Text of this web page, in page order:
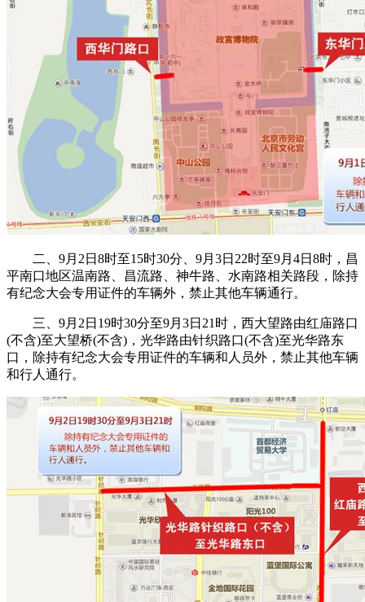
二、9月2日8时至15时30分、9月3日22时至9月4日8时，昌
平南口地区温南路、昌流路、神牛路、水南路相关路段，除持
有纪念大会专用证件的车辆外，禁止其他车辆通行。
三、9月2日19时30分至9月3日21时，西大望路由红庙路口
(不含)至大望桥(不含)，光华路由针织路口(不含)至光华路东
口，除持有纪念大会专用证件的车辆和人员外，禁止其他车辆
和行人通行。